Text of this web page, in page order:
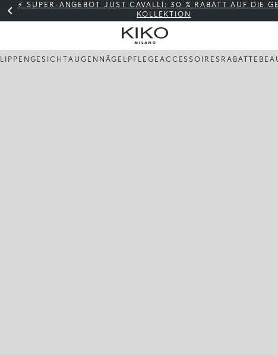
⚡ SUPER-ANGEBOT JUST CAVALLI: 30 % RABATT AUF DIE
KOLLEKTION
LIPPEN GESICHTAUGEN NÄGEL PFLEGE ACCESSOIRES RABATTE